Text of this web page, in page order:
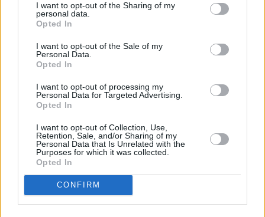
I want to opt-out of the Sharing of my
personal data.
Opted In
I want to opt-out of the Sale of my
Personal Data.
Opted In
I want to opt-out of processing my
Personal Data for Targeted Advertising.
Opted In
I want to opt-out of Collection, Use,
Retention, Sale, and/or Sharing of my
Personal Data that Is Unrelated with the
Purposes for which it was collected.
Opted In
CONFIRM
Πριν 6 ημέρες
30 Ιουλίου - Διεθνής Ημέρα Φιλίας: Η δύναμη
των ανθρώπινων σχέσεων στην ψυχική υγεία